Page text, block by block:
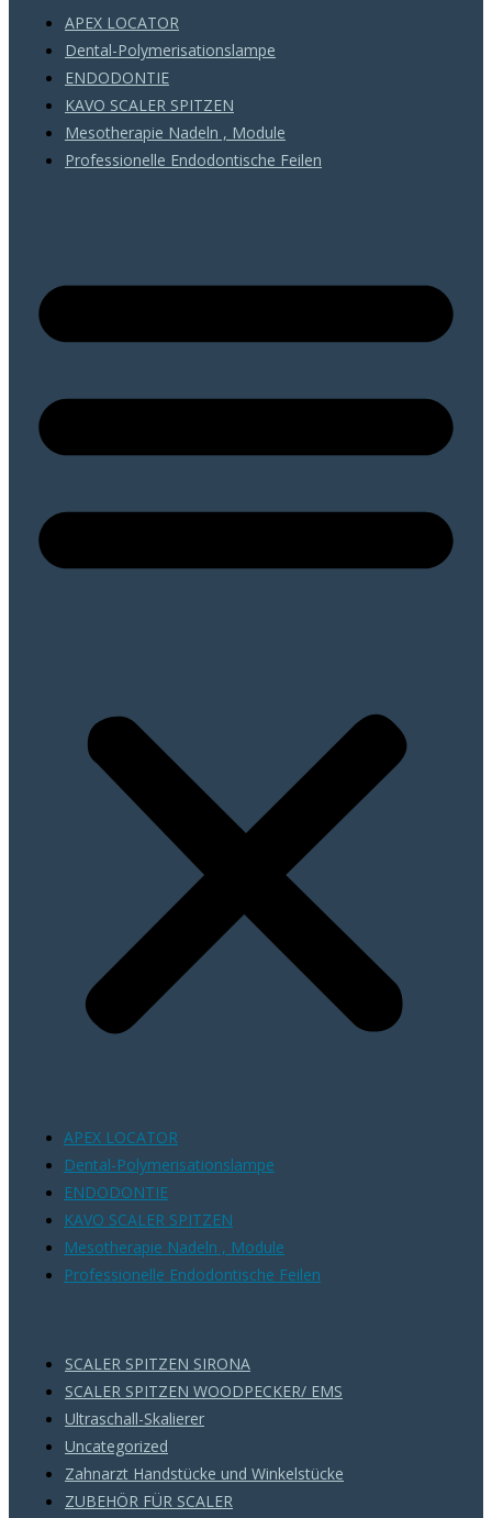
APEX LOCATOR
Dental-Polymerisationslampe
ENDODONTIE
KAVO SCALER SPITZEN
Mesotherapie Nadeln , Module
Professionelle Endodontische Feilen
APEX LOCATOR
Dental-Polymerisationslampe
ENDODONTIE
KAVO SCALER SPITZEN
Mesotherapie Nadeln , Module
Professionelle Endodontische Feilen
SCALER SPITZEN SIRONA
SCALER SPITZEN WOODPECKER/ EMS
Ultraschall-Skalierer
Uncategorized
Zahnarzt Handstücke und Winkelstücke
ZUBEHÖR FÜR SCALER